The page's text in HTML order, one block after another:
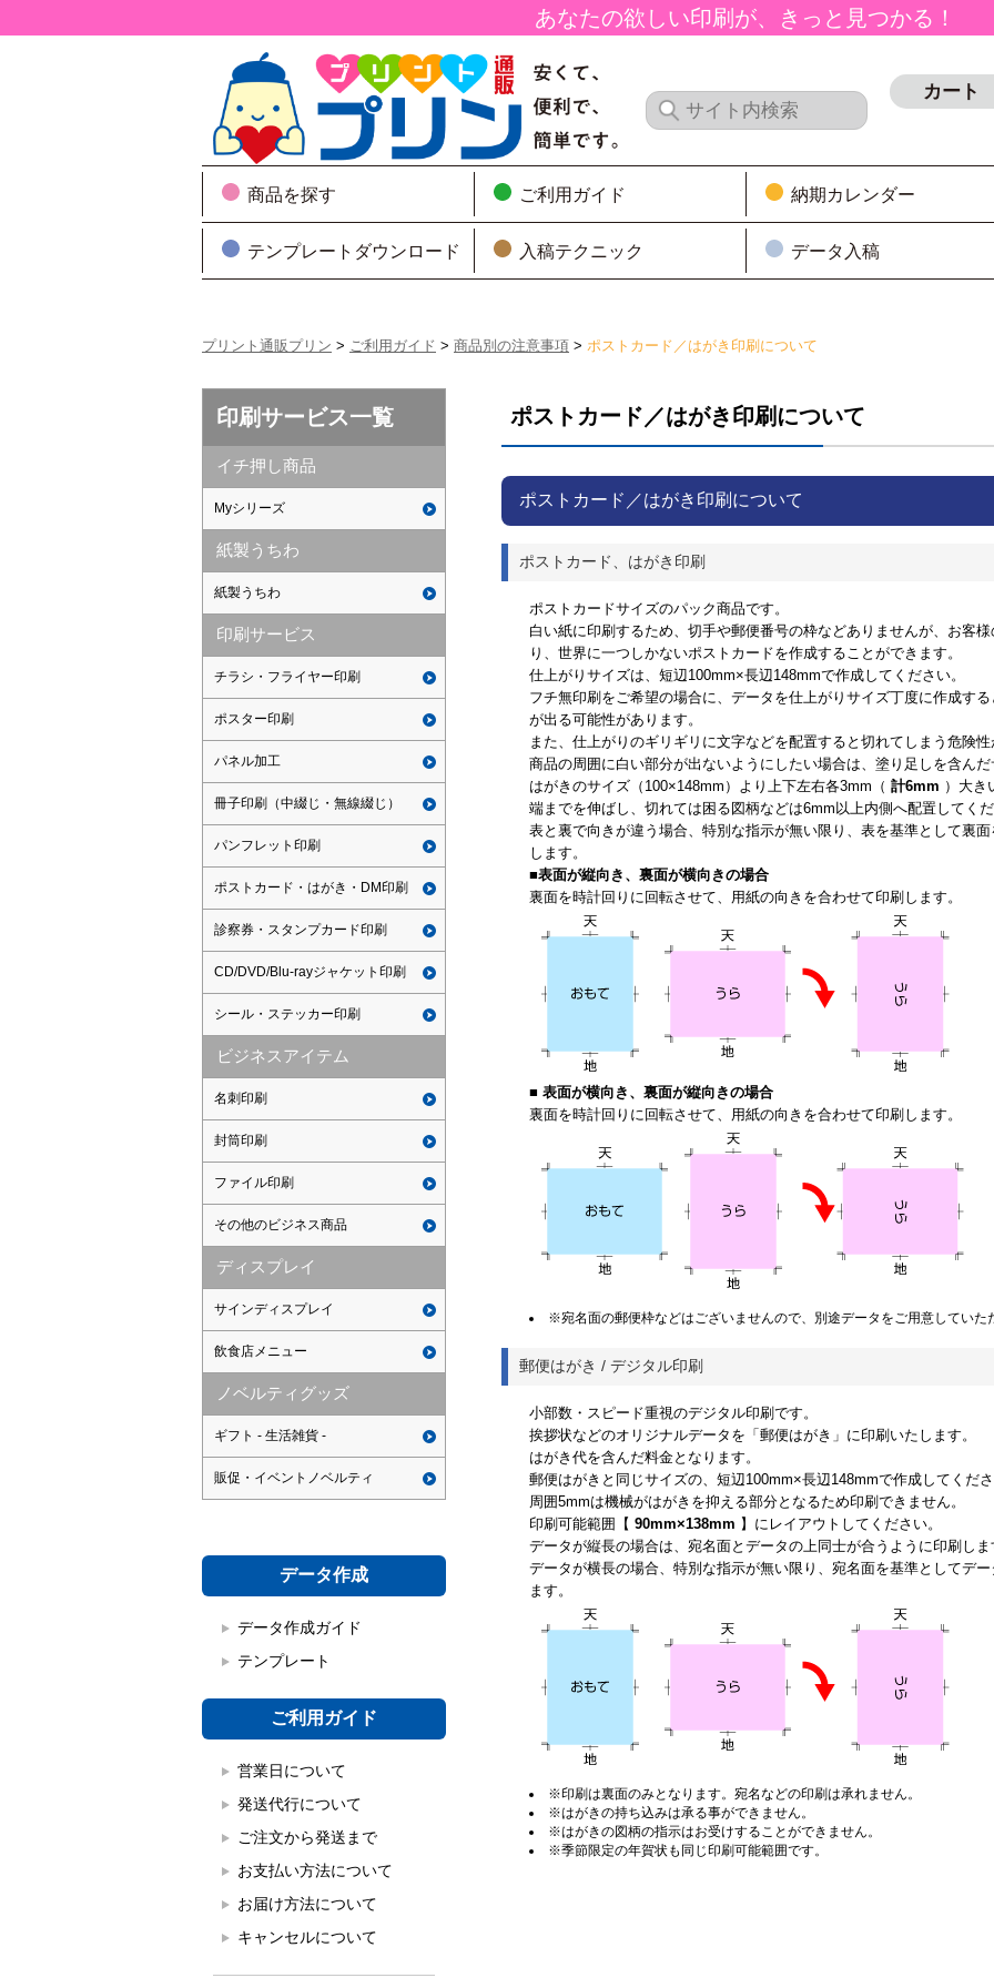
あなたの欲しい印刷が、きっと見つかる！
カート
商品を探す ご利用ガイド 納期カレンダー
テンプレートダウンロード 入稿テクニック データ入稿
プリント通販プリン > ご利用ガイド > 商品別の注意事項 > ポストカード／はがき印刷について
ポストカード／はがき印刷について
ポストカード／はがき印刷について
ポストカード、はがき印刷
ポストカードサイズのパック商品です。
白い紙に印刷するため、切手や郵便番号の枠などありませんが、お客
り、世界に一つしかないポストカードを作成することができます。
仕上がりサイズは、短辺100mm×長辺148mmで作成してください。
フチ無印刷をご希望の場合に、データを仕上がりサイズ丁度に作成す
が出る可能性があります。
また、仕上がりのギリギリに文字などを配置すると切れてしまう危険性
商品の周囲に白い部分が出ないようにしたい場合は、塗り足しを含んだ
はがきのサイズ（100×148mm）より上下左右各3mm（ 計6mm ）大き
端までを伸ばし、切れては困る図柄などは6mm以上内側へ配置してくだ
表と裏で向きが違う場合、特別な指示が無い限り、表を基準として裏
します。
■表面が縦向き、裏面が横向きの場合
裏面を時計回りに回転させて、用紙の向きを合わせて印刷します。
■ 表面が横向き、裏面が縦向きの場合
裏面を時計回りに回転させて、用紙の向きを合わせて印刷します。
※宛名面の郵便枠などはございませんので、別途データをご用意していた
郵便はがき / デジタル印刷
小部数・スピード重視のデジタル印刷です。
挨拶状などのオリジナルデータを「郵便はがき」に印刷いたします。
はがき代を含んだ料金となります。
郵便はがきと同じサイズの、短辺100mm×長辺148mmで作成してくださ
周囲5mmは機械がはがきを抑える部分となるため印刷できません。
印刷可能範囲【 90mm×138mm 】にレイアウトしてください。
データが縦長の場合は、宛名面とデータの上同士が合うように印刷しま
データが横長の場合、特別な指示が無い限り、宛名面を基準としてデ
ます。
※印刷は裏面のみとなります。宛名などの印刷は承れません。
※はがきの持ち込みは承る事ができません。
※はがきの図柄の指示はお受けすることができません。
※季節限定の年賀状も同じ印刷可能範囲です。
印刷サービス一覧
イチ押し商品
Myシリーズ
紙製うちわ
紙製うちわ
印刷サービス
チラシ・フライヤー印刷
ポスター印刷
パネル加工
冊子印刷（中綴じ・無線綴じ）
パンフレット印刷
ポストカード・はがき・DM印刷
診察券・スタンプカード印刷
CD/DVD/Blu-rayジャケット印刷
シール・ステッカー印刷
ビジネスアイテム
名刺印刷
封筒印刷
ファイル印刷
その他のビジネス商品
ディスプレイ
サインディスプレイ
飲食店メニュー
ノベルティグッズ
ギフト - 生活雑貨 -
販促・イベントノベルティ
データ作成
データ作成ガイド
テンプレート
ご利用ガイド
営業日について
発送代行について
ご注文から発送まで
お支払い方法について
お届け方法について
キャンセルについて